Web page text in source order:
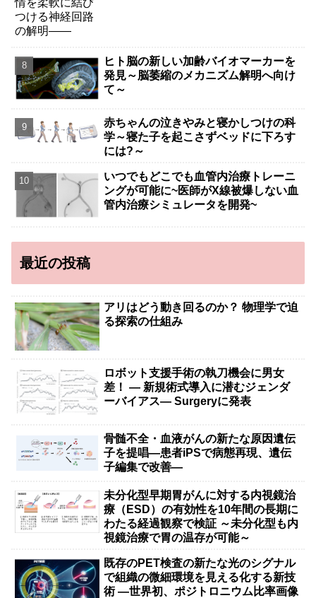
ヒト脳の新しい加齢バイオマーカーを
発見～脳萎縮のメカニズム解明へ向け
て～
赤ちゃんの泣きやみと寝かしつけの科
学～寝た子を起こさずベッドに下ろす
には?～
いつでもどこでも血管内治療トレーニ
ングが可能に~医師がX線被爆しない血
管内治療シミュレータを開発~
最近の投稿
アリはどう動き回るのか？ 物理学で迫
る探索の仕組み
ロボット支援手術の執刀機会に男女
差！ — 新規術式導入に潜むジェンダ
ーバイアス— Surgeryに発表
骨髄不全・血液がんの新たな原因遺伝
子を提唱―患者iPSで病態再現、遺伝
子編集で改善―
未分化型早期胃がんに対する内視鏡治
療（ESD）の有効性を10年間の長期に
わたる経過観察で検証 ～未分化型も内
視鏡治療で胃の温存が可能～
既存のPET検査の新たな光のシグナル
で組織の微細環境を見える化する新技
術 ―世界初、ポジトロニウム比率画像